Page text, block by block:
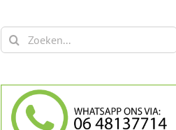
Zoeken
naar: